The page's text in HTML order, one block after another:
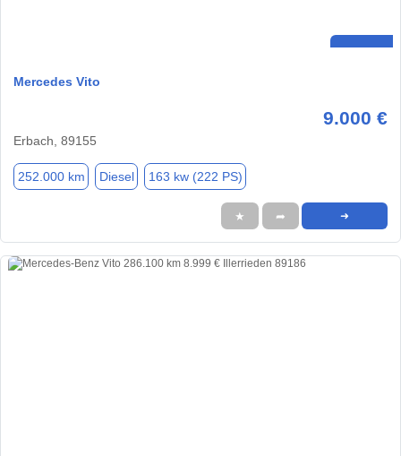
Mercedes Vito
9.000 €
Erbach, 89155
252.000 km Diesel 163 kw (222 PS)
★ ➦ ➜